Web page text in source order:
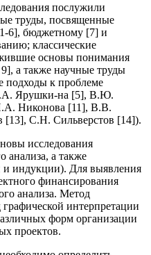
послужили
труды, посвященные
6], бюджетному [7] и
классические
основы понимания
а также научные труды
подходы к проблеме
Ярушки-на [5], В.Ю.
Никонова [11], В.В.
[13], С.Н. Сильверстов [14]).
исследования
анализа, а также
индукции). Для выявления
финансирования
анализа. Метод
интерпретации
форм организации
проектов.